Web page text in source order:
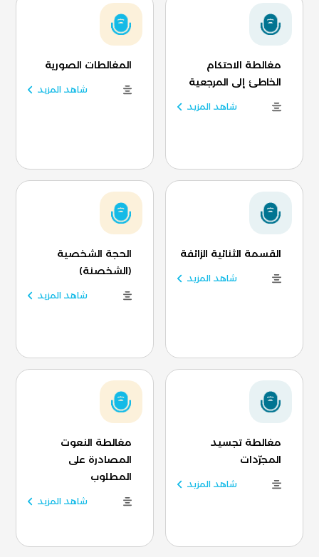
مغالطة الاحتكام
الخاطئ إلى المرجعية
شاهد المزيد
المغالطات الصورية
شاهد المزيد
القسمة الثنائية الزائفة
شاهد المزيد
الحجة الشخصية
(الشخصنة)
شاهد المزيد
مغالطة تجسيد
المجرّدات
شاهد المزيد
مغالطة النعوت
المصادرة على
المطلوب
شاهد المزيد